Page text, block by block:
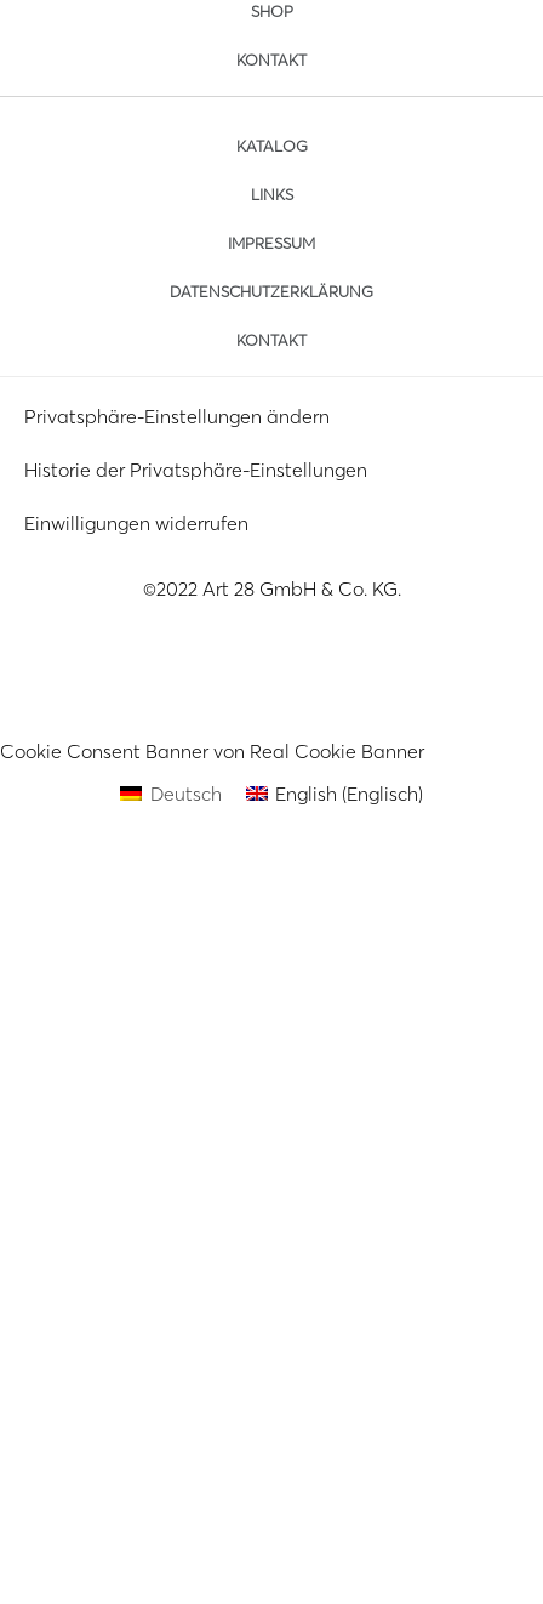
SHOP
KONTAKT
KATALOG
LINKS
IMPRESSUM
DATENSCHUTZERKLÄRUNG
KONTAKT
Privatsphäre-Einstellungen ändern
Historie der Privatsphäre-Einstellungen
Einwilligungen widerrufen
©2022 Art 28 GmbH & Co. KG.
Cookie Consent Banner von Real Cookie Banner
Deutsch
English (Englisch)